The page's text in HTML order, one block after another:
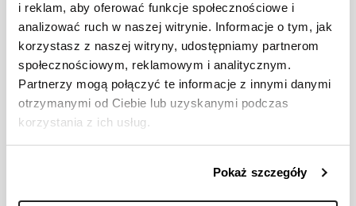
i reklam, aby oferować funkcje społecznościowe i
analizować ruch w naszej witrynie. Informacje o tym, jak
korzystasz z naszej witryny, udostępniamy partnerom
społecznościowym, reklamowym i analitycznym.
Partnerzy mogą połączyć te informacje z innymi danymi
otrzymanymi od Ciebie lub uzyskanymi podczas
korzystania z ich usług.
Pokaż szczegóły
Poziom stanowiska
Twój obszar w organizacji
*Nazwa firmy, którą reprezentujesz